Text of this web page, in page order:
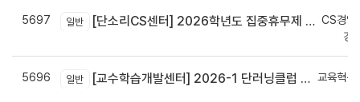
5697 일반 [단소리CS센터] 2026학년도 집중휴무제 안내 (EMS 및 이메일 발송 접수기한 : 7/24(금) 오후 12시까지)
CS경영
경
5696 일반 [교수학습개발센터] 2026-1 단러닝클럽 Best Practice 공모전 결과 안내
교육혁신